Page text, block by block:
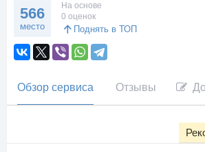
566
место
На основе
0 оценок
Поднять в ТОП
Обзор сервиса Отзывы